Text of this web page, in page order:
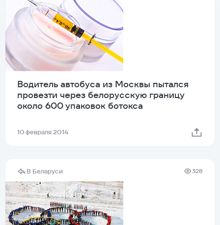
Водитель автобуса из Москвы пытался
провезти через белорусскую границу
около 600 упаковок ботокса
10 февраля 2014
В Беларуси 328